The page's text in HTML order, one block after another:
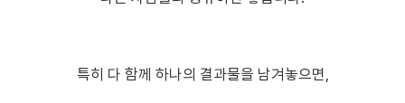
특히 다 함께 하나의 결과물을 남겨놓으면,